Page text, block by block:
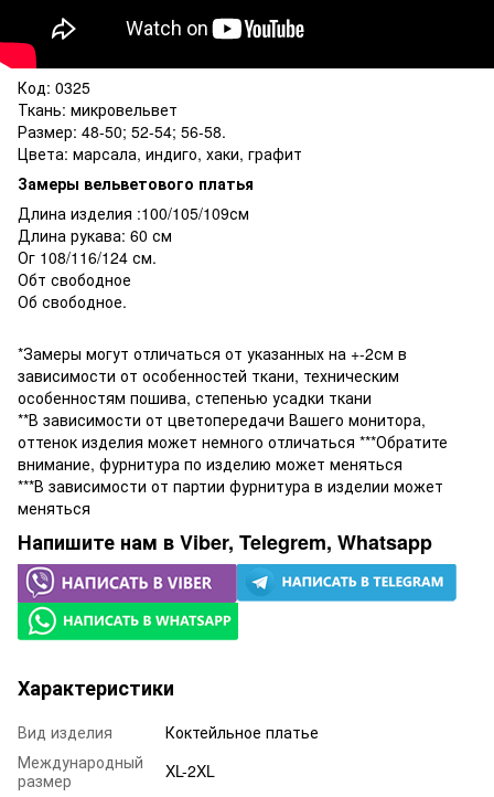
Код: 0325
Ткань: микровельвет
Размер: 48-50; 52-54; 56-58.
Цвета: марсала, индиго, хаки, графит
Замеры вельветового платья
Длина изделия :100/105/109см
Длина рукава: 60 см
Ог 108/116/124 см.
Обт свободное
Об свободное.
*Замеры могут отличаться от указанных на +-2см в
зависимости от особенностей ткани, техническим
особенностям пошива, степенью усадки ткани
**В зависимости от цветопередачи Вашего монитора,
оттенок изделия может немного отличаться ***Обратите
внимание, фурнитура по изделию может меняться
***В зависимости от партии фурнитура в изделии может
меняться
Напишите нам в Viber, Telegrem, Whatsapp
Характеристики
Вид изделия
Коктейльное платье
Международный
размер
XL-2XL